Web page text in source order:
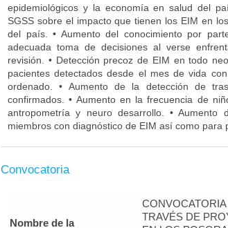
epidemiológicos y la economía en salud del
SGSS sobre el impacto que tienen los EIM en
del país. • Aumento del conocimiento por
adecuada toma de decisiones al verse
revisión. • Detección precoz de EIM en todo
pacientes detectados desde el mes de vida
ordenado. • Aumento de la detección de
confirmados. • Aumento en la frecuencia de
antropometría y neuro desarrollo. • Aumento
miembros con diagnóstico de EIM así como para
Convocatoria
Nombre de la
TRAVÉS DE